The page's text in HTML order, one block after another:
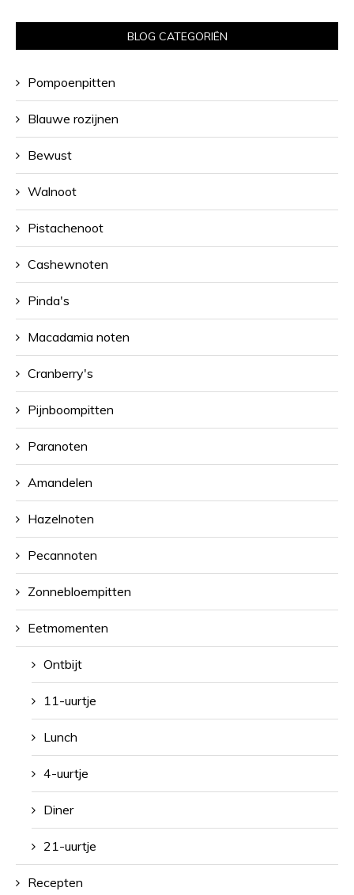
BLOG CATEGORIËN
Pompoenpitten
Blauwe rozijnen
Bewust
Walnoot
Pistachenoot
Cashewnoten
Pinda's
Macadamia noten
Cranberry's
Pijnboompitten
Paranoten
Amandelen
Hazelnoten
Pecannoten
Zonnebloempitten
Eetmomenten
Ontbijt
11-uurtje
Lunch
4-uurtje
Diner
21-uurtje
Recepten